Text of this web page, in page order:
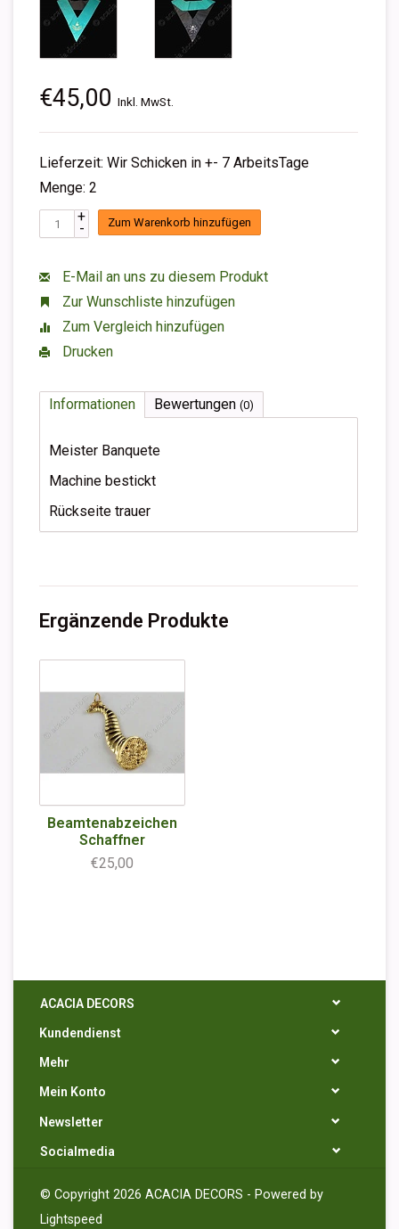
€45,00 Inkl. MwSt.
Lieferzeit: Wir Schicken in +- 7 ArbeitsTage
Menge: 2
+
- Zum Warenkorb hinzufügen
E-Mail an uns zu diesem Produkt
Zur Wunschliste hinzufügen
Zum Vergleich hinzufügen
Drucken
Informationen Bewertungen (0)
Meister Banquete
Machine bestickt
Rückseite trauer
Ergänzende Produkte
Beamtenabzeichen
Schaffner
€25,00
ACACIA DECORS
Kundendienst
Mehr
Mein Konto
Newsletter
Socialmedia
© Copyright 2026 ACACIA DECORS - Powered by
Lightspeed